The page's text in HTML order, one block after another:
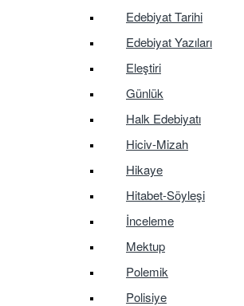
Edebiyat Tarihi
Edebiyat Yazıları
Eleştiri
Günlük
Halk Edebiyatı
Hiciv-Mizah
Hikaye
Hitabet-Söyleşi
İnceleme
Mektup
Polemik
Polisiye